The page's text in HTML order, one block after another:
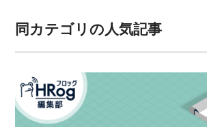
同カテゴリの人気記事